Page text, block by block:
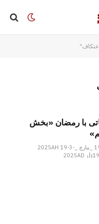
با رمضان «بخش
چهار _19 _مارچ _2025AH 19-3-
2025AD